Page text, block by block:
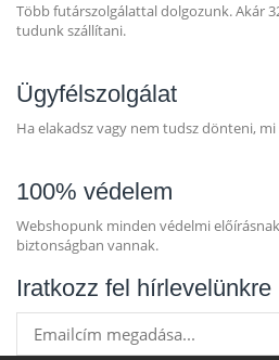
Több futárszolgálattal dolgozunk. Akár
tudunk szállítani.
Ügyfélszolgálat
Ha elakadsz vagy nem tudsz dönteni,
100% védelem
Webshopunk minden védelmi
biztonságban vannak.
Iratkozz fel hírlevelünkre